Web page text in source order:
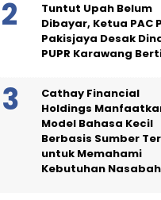
Tuntut Upah Belum
Dibayar, Ketua PAC
Pakisjaya Desak
PUPR Karawang
Cathay Financial
Holdings
Model Bahasa Kecil
Berbasis Sumber
untuk Memahami
Kebutuhan Nasabah